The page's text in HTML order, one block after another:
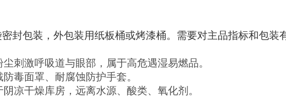
封包装，外包装用纸板桶或烤漆桶。需要对主品指标和包装
刺激呼吸道与眼部，属于高危遇湿易燃品。
毒面罩、耐腐蚀防护手套。
凉干燥库房，远离水源、酸类、氧化剂。